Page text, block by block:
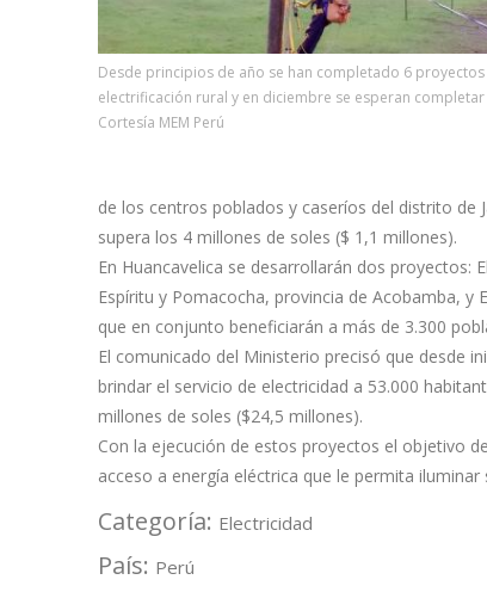
Desde principios de año se han completado 6 proyectos
electrificación rural y en diciembre se esperan
Cortesía MEM Perú
de los centros poblados y caseríos del distrito de
supera los 4 millones de soles ($ 1,1 millones).
En Huancavelica se desarrollarán dos
Espíritu y Pomacocha, provincia de Acobamba,
que en conjunto beneficiarán a más de 3.300
El comunicado del Ministerio precisó que desde
brindar el servicio de electricidad a 53.000
millones de soles ($24,5 millones).
Con la ejecución de estos proyectos el objetivo
acceso a energía eléctrica que le permita
Categoría: Electricidad
País: Perú